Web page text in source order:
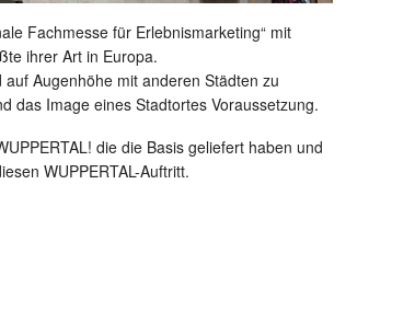
Fachmesse für Erlebnismarketing“ mit
ihrer Art in Europa.
Augenhöhe mit anderen Städten zu
das Image eines Stadtortes Voraussetzung.
die die Basis geliefert haben und
WUPPERTAL-Auftritt.